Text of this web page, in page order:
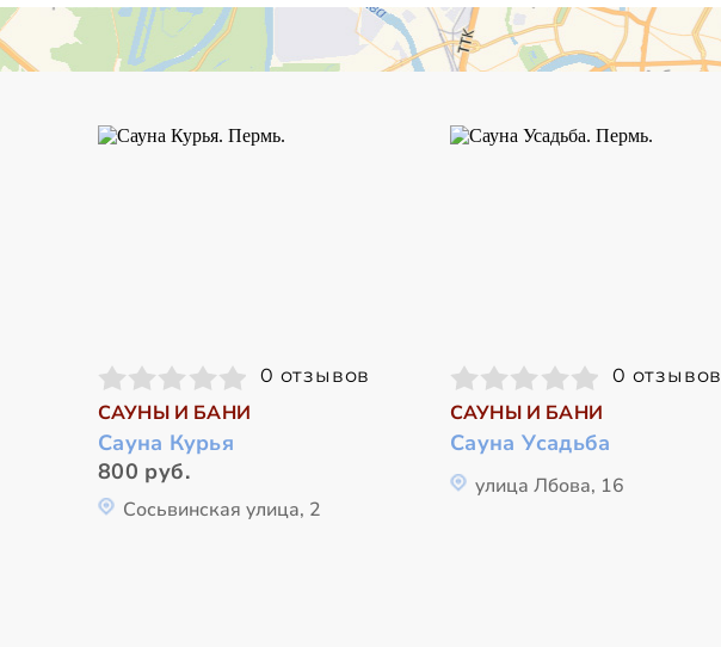
0 отзывов
САУНЫ И БАНИ
Сауна Курья
800 руб.
Сосьвинская улица, 2
0 отзывов
САУНЫ И БАНИ
Сауна Усадьба
улица Лбова, 16